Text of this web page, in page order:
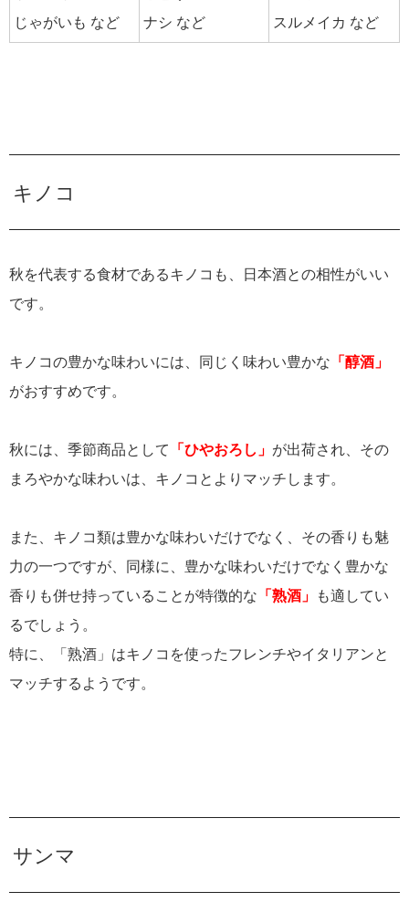
じゃがいも など
ナシ など
スルメイカ など
キノコ
秋を代表する食材であるキノコも、日本酒との相性がいい
です。
キノコの豊かな味わいには、同じく味わい豊かな 「醇酒」
がおすすめです。
秋には、季節商品として 「ひやおろし」 が出荷され、その
まろやかな味わいは、キノコとよりマッチします。
また、キノコ類は豊かな味わいだけでなく、その香りも魅
力の一つですが、同様に、豊かな味わいだけでなく豊かな
香りも併せ持っていることが特徴的な 「熟酒」
も適してい
るでしょう。
特に、「熟酒」はキノコを使ったフレンチやイタリアンと
マッチするようです。
サンマ